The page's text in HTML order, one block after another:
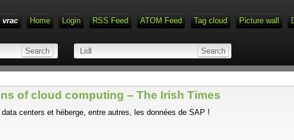
vrac
Home Login RSS Feed ATOM Feed Tag cloud Picture wall
of cloud computing – The Irish Times
centers et héberge, entre autres, les données de SAP !